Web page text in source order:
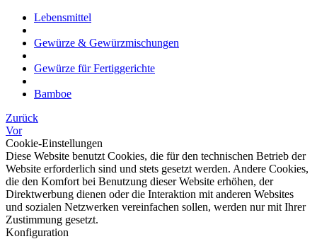
Lebensmittel
Gewürze & Gewürzmischungen
Gewürze für Fertiggerichte
Bamboe
Zurück
Vor
Cookie-Einstellungen
Diese Website benutzt Cookies, die für den technischen Betrieb der
Website erforderlich sind und stets gesetzt werden. Andere Cookies,
die den Komfort bei Benutzung dieser Website erhöhen, der
Direktwerbung dienen oder die Interaktion mit anderen Websites
und sozialen Netzwerken vereinfachen sollen, werden nur mit Ihrer
Zustimmung gesetzt.
Konfiguration